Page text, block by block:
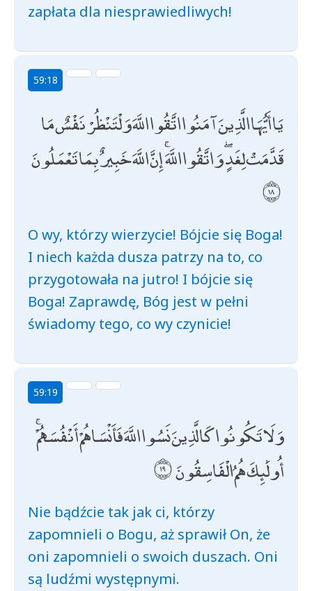
zapłata dla niesprawiedliwych!
59:18
يَا أَيُّهَا الَّذِينَ آمَنُوا اتَّقُوا اللَّهَ وَلْتَنْظُرْ نَفْسٌ مَا
قَدَّمَتْ لِغَدٍ ۖ وَاتَّقُوا اللَّهَ ۚ إِنَّ اللَّهَ خَبِيرٌ بِمَا تَعْمَلُونَ
O wy, którzy wierzycie! Bójcie się Boga!
I niech każda dusza patrzy na to, co
przygotowała na jutro! I bójcie się
Boga! Zaprawdę, Bóg jest w pełni
świadomy tego, co wy czynicie!
59:19
وَلَا تَكُونُوا كَالَّذِينَ نَسُوا اللَّهَ فَأَنْسَاهُمْ أَنْفُسَهُمْ ۚ
أُولَٰئِكَ هُمُ الْفَاسِقُونَ
Nie bądźcie tak jak ci, którzy
zapomnieli o Bogu, aż sprawił On, że
oni zapomnieli o swoich duszach. Oni
są ludźmi występnymi.